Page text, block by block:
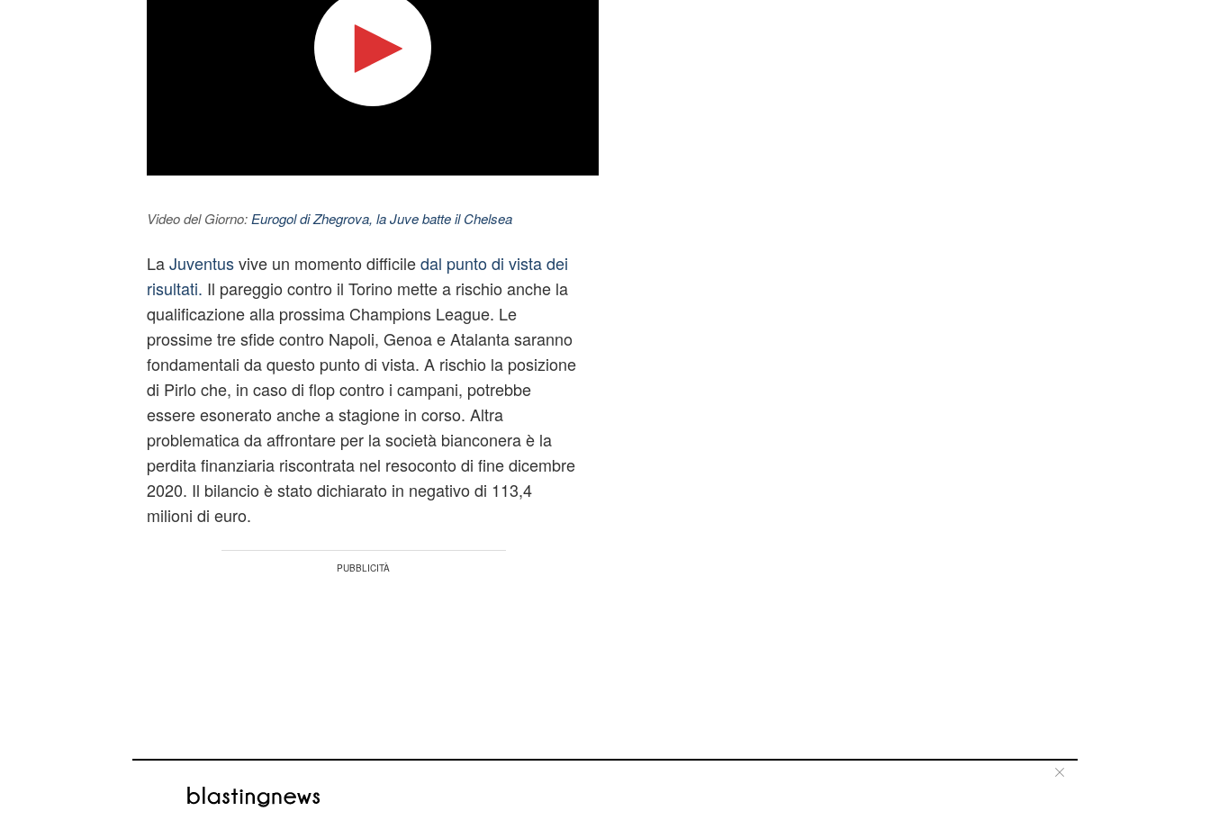
Video del Giorno: Eurogol di Zhegrova, la Juve batte il Chelsea
LaJuventusvive un momento difficiledal punto di vista dei
risultati. Il pareggio contro il Torino mette a rischio anche la
qualificazione alla prossima Champions League. Le
prossime tre sfide contro Napoli, Genoa e Atalanta saranno
fondamentali da questo punto di vista. A rischio la posizione
di Pirlo che, in caso di flop contro i campani, potrebbe
essere esonerato anche a stagione in corso. Altra
problematica da affrontare per la società bianconera è la
perdita finanziaria riscontrata nel resoconto di fine dicembre
2020. Il bilancio è stato dichiarato in negativo di 113,4
milioni di euro.